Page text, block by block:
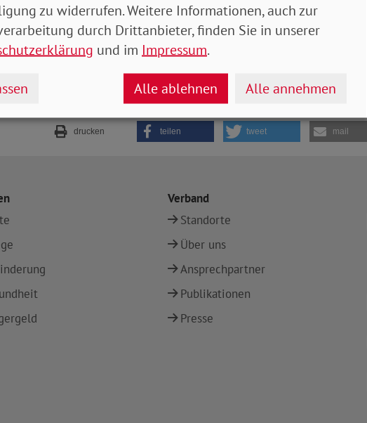
drucken teilen tweet mail
Verband
Standorte
Über uns
Ansprechpartner
Publikationen
Presse
zu widerrufen. Weitere Informationen, auch zur
durch Drittanbieter, finden Sie in unserer
und im Impressum.
Alle ablehnen Alle annehmen